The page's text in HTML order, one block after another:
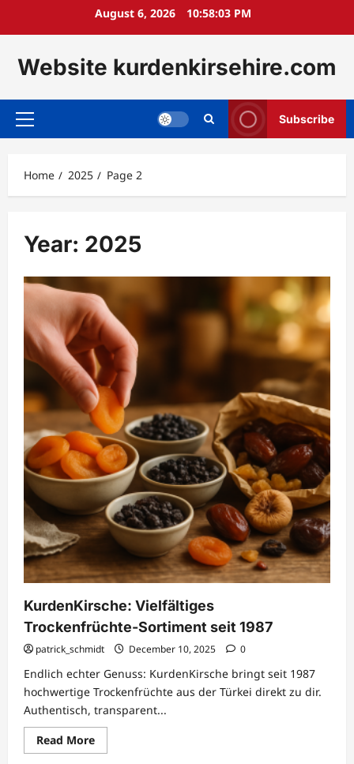
August 6, 2026 10:58:05 PM
Website kurdenkirsehire.com
Primary
Subscribe
Home 2025 Page 2
Year: 2025
KurdenKirsche: Vielfältiges
Trockenfrüchte-Sortiment seit 1987
patrick_schmidt December 10, 2025 0
Endlich echter Genuss: KurdenKirsche bringt seit 1987
hochwertige Trockenfrüchte aus der Türkei direkt zu dir.
Authentisch, transparent...
Read MoreRead
more